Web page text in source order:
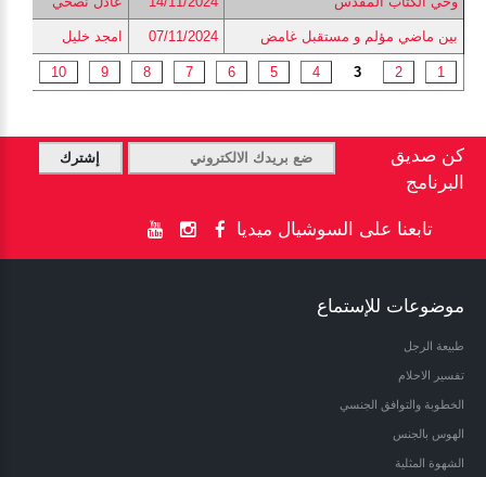
بين ماضي مؤلم و مستقبل غامض 07/11/2024 امجد خليل
1
2
3
4
5
6
7
8
9
10
كن صديق
البرنامج
تابعنا على السوشيال ميديا
موضوعات للإستماع
طبيعة الرجل
تفسير الاحلام
الخطوبة والتوافق الجنسي
الهوس بالجنس
الشهوة المثلية